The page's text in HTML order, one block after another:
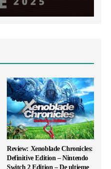
Review: Xenoblade Chronicles:
Definitive Edition – Nintendo
Switch 2 Edition – De ultieme